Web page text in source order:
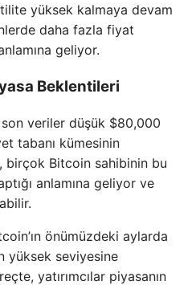
yüksek kalmaya devam
daha fazla fiyat
geliyor.
Beklentileri
veriler düşük $80,000
tabanı kümesinin
birçok Bitcoin sahibinin bu
anlamına geliyor ve
önümüzdeki aylarda
yüksek seviyesine
yatırımcılar piyasanın